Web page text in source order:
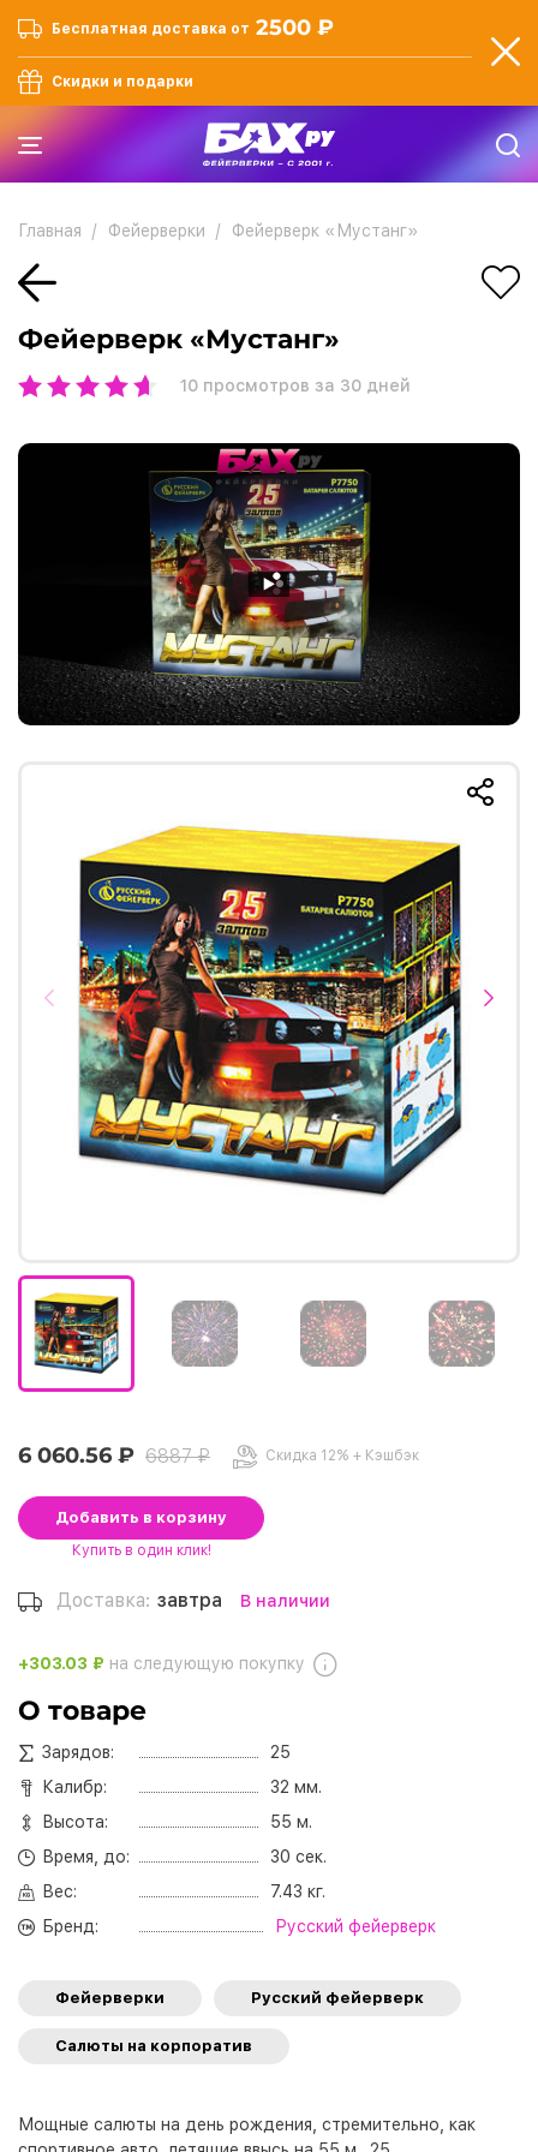
Бесплатная доставка от 2500 ₽
Скидки и подарки
Главная Фейерверки Фейерверк «Мустанг»
Фейерверк «Мустанг»
10 просмотров за 30 дней
6 060.56 ₽ 6887 ₽ Скидка 12% + Кэшбэк
Добавить в корзину
Купить в один клик!
Доставка: завтра В наличии
+303.03 ₽ на следующую покупку
О товаре
Зарядов:
25
Калибр:
32 мм.
Высота:
55 м.
Время, до:
30 сек.
Вес:
7.43 кг.
Бренд:
Русский фейерверк
Фейерверки Русский фейерверк
Салюты на корпоратив
Мощные салюты на день рождения, стремительно, как